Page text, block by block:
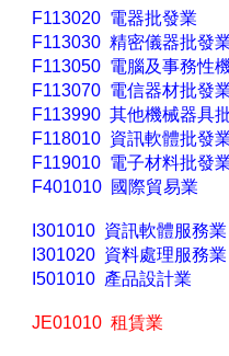
F113020 電器批發業
F113030 精密儀器批發
F113050 電腦及事務性
F113070 電信器材批發
F113990 其他機械器具
F118010 資訊軟體批發
F119010 電子材料批發
F401010 國際貿易業
I301010 資訊軟體服務業
I301020 資料處理服務業
I501010 產品設計業
JE01010 租賃業